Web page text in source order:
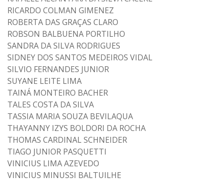
RICARDO COLMAN GIMENEZ
ROBERTA DAS GRAÇAS CLARO
ROBSON BALBUENA PORTILHO
SANDRA DA SILVA RODRIGUES
SIDNEY DOS SANTOS MEDEIROS VIDAL
SILVIO FERNANDES JUNIOR
SUYANE LEITE LIMA
TAINÁ MONTEIRO BACHER
TALES COSTA DA SILVA
TASSIA MARIA SOUZA BEVILAQUA
THAYANNY IZYS BOLDORI DA ROCHA
THOMAS CARDINAL SCHNEIDER
TIAGO JUNIOR PASQUETTI
VINICIUS LIMA AZEVEDO
VINICIUS MINUSSI BALTUILHE